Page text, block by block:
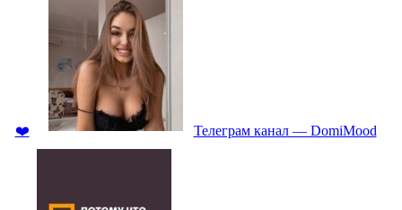
❤️ Телеграм канал — DomiMood